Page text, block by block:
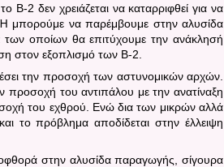
B-2 δεν χρειάζεται να καταρριφθεί για να
μπορούμε να παρέμβουμε στην αλυσίδα
των οποίων θα επιτύχουμε την ανάκλησή
στον εξοπλισμό των B-2.
την προσοχή των αστυνομικών αρχών.
του αντιπάλου με την ανατίναξη
του εχθρού. Ενώ δια των μικρών αλλά
το πρόβλημα αποδίδεται στην έλλειψη
στην αλυσίδα παραγωγής, σίγουρα